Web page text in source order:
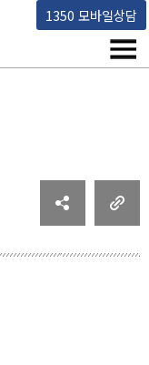
1350 모바일상담
객상담센터
메